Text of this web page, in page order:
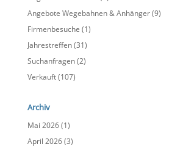
Angebote Wegebahnen & Anhänger(9)
Firmenbesuche (1)
Jahrestreffen(31)
Suchanfragen(2)
Verkauft(107)
Archiv
Mai 2026(1)
April 2026(3)